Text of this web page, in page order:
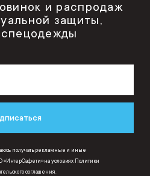
и распродаж
защиты,
получать рекламные и иные
«ИнтерСафети» на условиях Политики
соглашения.